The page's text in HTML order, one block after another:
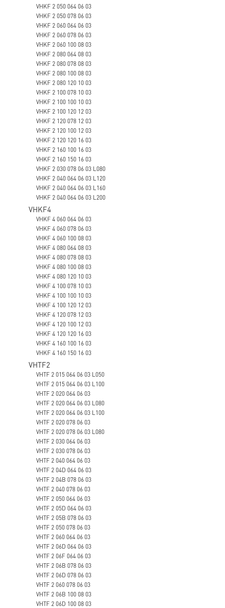
VHKF 2 050 064 06 03
VHKF 2 050 078 06 03
VHKF 2 060 064 06 03
VHKF 2 060 078 06 03
VHKF 2 060 100 08 03
VHKF 2 080 064 08 03
VHKF 2 080 078 08 03
VHKF 2 080 100 08 03
VHKF 2 080 120 10 03
VHKF 2 100 078 10 03
VHKF 2 100 100 10 03
VHKF 2 100 120 12 03
VHKF 2 120 078 12 03
VHKF 2 120 100 12 03
VHKF 2 120 120 16 03
VHKF 2 160 100 16 03
VHKF 2 160 150 16 03
VHKF 2 030 078 06 03 L080
VHKF 2 040 064 06 03 L120
VHKF 2 040 064 06 03 L160
VHKF 2 040 064 06 03 L200
VHKF4
VHKF 4 060 064 06 03
VHKF 4 060 078 06 03
VHKF 4 060 100 08 03
VHKF 4 080 064 08 03
VHKF 4 080 078 08 03
VHKF 4 080 100 08 03
VHKF 4 080 120 10 03
VHKF 4 100 078 10 03
VHKF 4 100 100 10 03
VHKF 4 100 120 12 03
VHKF 4 120 078 12 03
VHKF 4 120 100 12 03
VHKF 4 120 120 16 03
VHKF 4 160 100 16 03
VHKF 4 160 150 16 03
VHTF2
VHTF 2 015 064 06 03 L050
VHTF 2 015 064 06 03 L100
VHTF 2 020 064 06 03
VHTF 2 020 064 06 03 L080
VHTF 2 020 064 06 03 L100
VHTF 2 020 078 06 03
VHTF 2 020 078 06 03 L080
VHTF 2 030 064 06 03
VHTF 2 030 078 06 03
VHTF 2 040 064 06 03
VHTF 2 04D 064 06 03
VHTF 2 04B 078 06 03
VHTF 2 040 078 06 03
VHTF 2 050 064 06 03
VHTF 2 05D 064 06 03
VHTF 2 05B 078 06 03
VHTF 2 050 078 06 03
VHTF 2 060 064 06 03
VHTF 2 06D 064 06 03
VHTF 2 06F 064 06 03
VHTF 2 06B 078 06 03
VHTF 2 06D 078 06 03
VHTF 2 060 078 06 03
VHTF 2 06B 100 08 03
VHTF 2 06D 100 08 03